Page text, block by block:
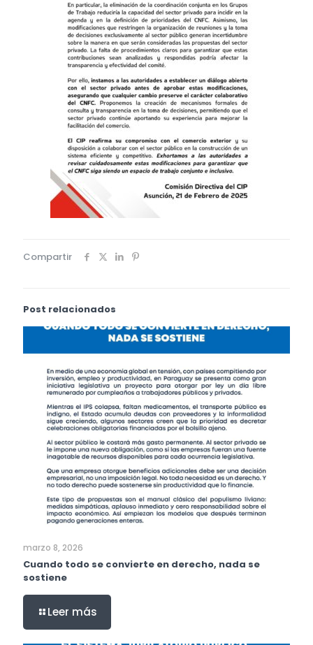
Compartir
Post relacionados
marzo 8, 2026
Cuando todo se convierte en derecho, nada se
sostiene
Leer más